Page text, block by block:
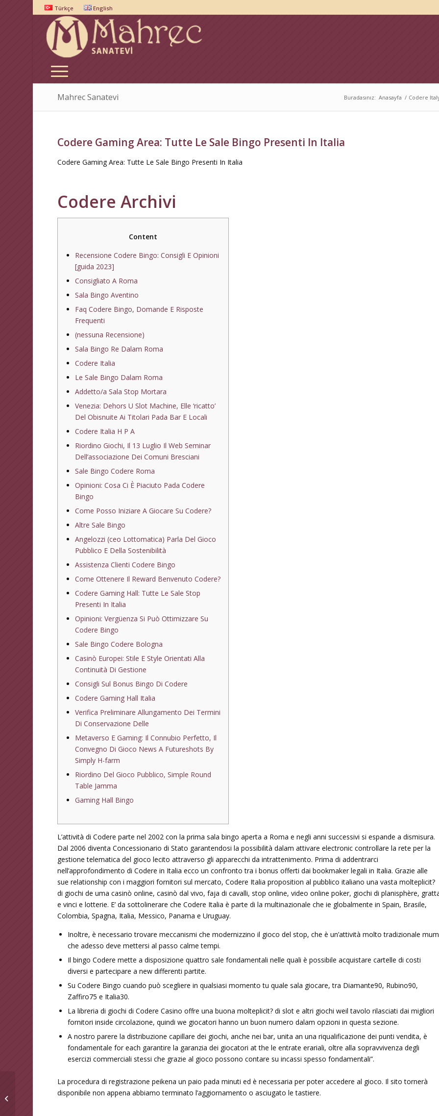
Türkçe English
Mahrec Sanatevi Buradasınız: Anasayfa / Codere
Codere Gaming Area: Tutte Le Sale Bingo Presenti In Italia
Codere Gaming Area: Tutte Le Sale Bingo Presenti In Italia
Codere Archivi
Content
Recensione Codere Bingo: Consigli E Opinioni
[guida 2023]
Consigliato A Roma
Sala Bingo Aventino
Faq Codere Bingo, Domande E Risposte
Frequenti
(nessuna Recensione)
Sala Bingo Re Dalam Roma
Codere Italia
Le Sale Bingo Dalam Roma
Addetto/a Sala Stop Mortara
Venezia: Dehors U Slot Machine, Elle ‘ricatto’
Del Obisnuite Ai Titolari Pada Bar E Locali
Codere Italia H P A
Riordino Giochi, Il 13 Luglio Il Web Seminar
Dell’associazione Dei Comuni Bresciani
Sale Bingo Codere Roma
Opinioni: Cosa Ci È Piaciuto Pada Codere
Bingo
Come Posso Iniziare A Giocare Su Codere?
Altre Sale Bingo
Angelozzi (ceo Lottomatica) Parla Del Gioco
Pubblico E Della Sostenibilità
Assistenza Clienti Codere Bingo
Come Ottenere Il Reward Benvenuto Codere?
Codere Gaming Hall: Tutte Le Sale Stop
Presenti In Italia
Opinioni: Vergüenza Si Può Ottimizzare Su
Codere Bingo
Sale Bingo Codere Bologna
Casinò Europei: Stile E Style Orientati Alla
Continuità Di Gestione
Consigli Sul Bonus Bingo Di Codere
Codere Gaming Hall Italia
Verifica Preliminare Allungamento Dei Termini
Di Conservazione Delle
Metaverso E Gaming: Il Connubio Perfetto, Il
Convegno Di Gioco News A Futureshots By
Simply H-farm
Riordino Del Gioco Pubblico, Simple Round
Table Jamma
Gaming Hall Bingo
L’attività di Codere parte nel 2002 con la prima sala bingo aperta a Roma e negli anni successivi si espande a dismisura.
Dal 2006 diventa Concessionario di Stato garantendosi la possibilità dalam attivare electronic controllare la rete per la
gestione telematica del gioco lecito attraverso gli apparecchi da intrattenimento. Prima di addentrarci
nell’approfondimento di Codere in Italia ecco un confronto tra i bonus offerti dai bookmaker legali in Italia. Grazie alle
sue relationship con i maggiori fornitori sul mercato, Codere Italia proposition al pubblico italiano una vasta molteplicit?
di giochi de uma casinò online, casinò dal vivo, faja di cavalli, stop online, video online poker, giochi di planisphère,
e vinci e lotterie. E’ da sottolinerare che Codere Italia è parte di la multinazionale che ie globalmente in Spain, Brasile,
Colombia, Spagna, Italia, Messico, Panama e Uruguay.
Inoltre, è necessario trovare meccanismi che modernizzino il gioco del stop, che è un’attività molto tradizionale mum
che adesso deve mettersi al passo calme tempi.
Il bingo Codere mette a disposizione quattro sale fondamentali nelle quali è possibile acquistare cartelle di costi
diversi e partecipare a new differenti partite.
Su Codere Bingo cuando può scegliere in qualsiasi momento tu quale sala giocare, tra Diamante90, Rubino90,
Zaffiro75 e Italia30.
La libreria di giochi di Codere Casino offre una buona molteplicit? di slot e altri giochi weil tavolo rilasciati dai migliori
fornitori inside circolazione, quindi we giocatori hanno un buon numero dalam opzioni in questa sezione.
A nostro parere la distribuzione capillare dei giochi, anche nei bar, unita an una riqualificazione dei punti vendita, è
fondamentale for each garantire la garanzia dei giocatori at the le entrate erariali, oltre alla sopravvivenza degli
esercizi commerciali stessi che grazie al gioco possono contare su incassi spesso fondamentali”.
La procedura di registrazione peikena un paio pada minuti ed è necessaria per poter accedere al gioco. Il sito tornerà
disponibile non appena abbiamo terminato l’aggiornamento o asciugato le tastiere.
Codere Gaming Area: Tutte Le Sale